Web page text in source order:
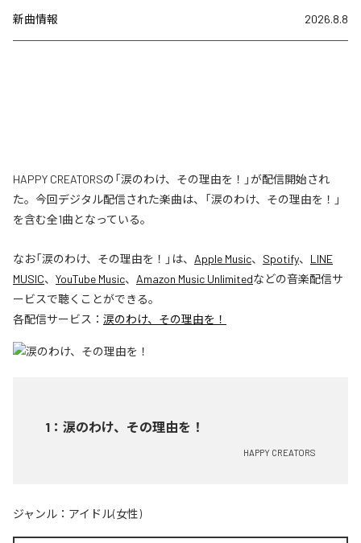
新曲情報 2026.8.8
HAPPY CREATORSの「涙のわけ、その理由を！」が配信開始され
た。今回デジタル配信された楽曲は、「涙のわけ、その理由を！」
を含む全1曲となっている。
なお「涙のわけ、その理由を！ 」は、 Apple Music、 Spotify、 LINE
MUSIC、 YouTube Music、 Amazon Music Unlimitedなどの音楽配信サ
ービスで聴くことができる。
各配信サービス： 涙のわけ、その理由を！
1 ： 涙のわけ、その理由を！
HAPPY CREATORS
ジャンル： アイドル(女性)